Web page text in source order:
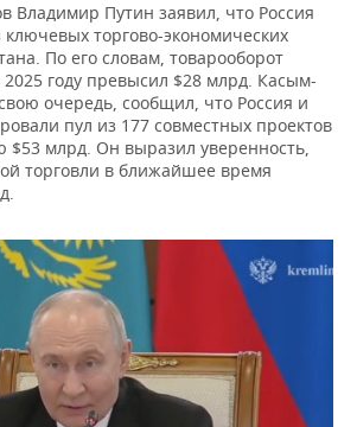
Владимир Путин заявил, что Россия
ключевых торгово-экономических
По его словам, товарооборот
году превысил $28 млрд. Касым-
очередь, сообщил, что Россия и
пул из 177 совместных проектов
$53 млрд. Он выразил уверенность,
торговли в ближайшее время